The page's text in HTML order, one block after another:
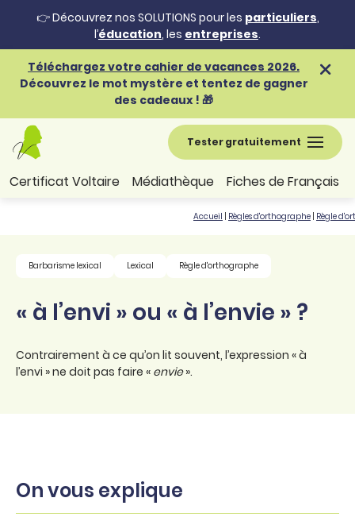
👉 Découvrez nos SOLUTIONS pour les particuliers,
l’éducation, les entreprises.
Téléchargez votre cahier de vacances 2026.
Découvrez le mot mystère et tentez de gagner
des cadeaux ! 🎁
Tester gratuitement
Certificat Voltaire Médiathèque Fiches de Français
Accueil Règles d'orthographe Règle
Barbarisme lexical Lexical Règle d'orthographe
« à l’envi » ou « à l’envie » ?
Contrairement à ce qu’on lit souvent, l’expression « à
l’envi » ne doit pas faire « envie».
On vous explique